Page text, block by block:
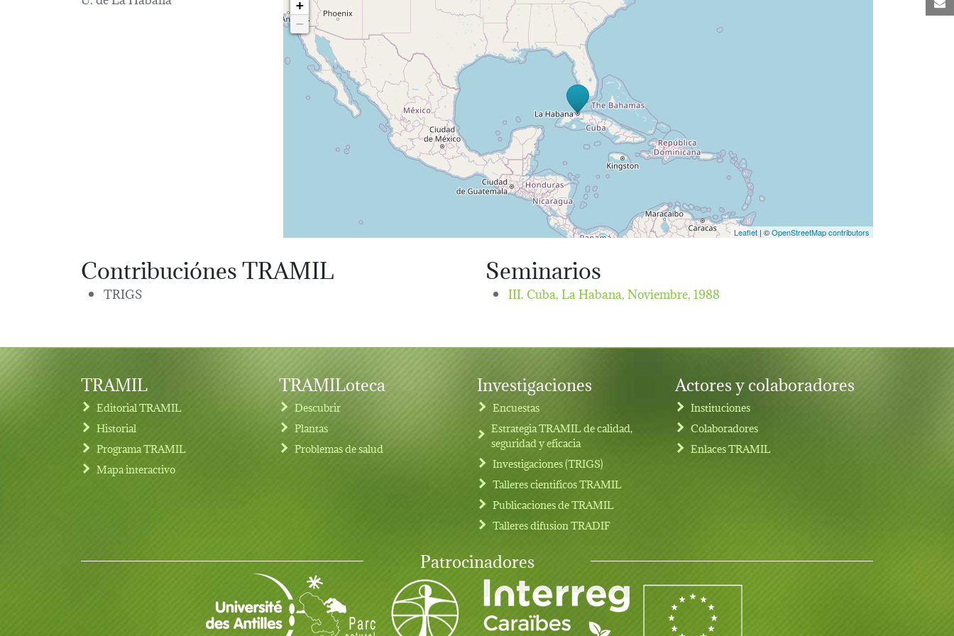
+
−
Leaflet | ©OpenStreetMap contributors
Contribuciónes TRAMIL
TRIGS
Seminarios
III. Cuba, La Habana,Noviembre, 1988
Footer menu
TRAMIL
Editorial TRAMIL
Historial
Programa TRAMIL
Mapa interactivo
TRAMILoteca
Descubrir
Plantas
Problemas de salud
Investigaciones
Encuestas
Estrategia TRAMIL de calidad,
seguridad y eficacia
Investigaciones (TRIGS)
Talleres cientificos TRAMIL
Publicaciones de TRAMIL
Talleres difusion TRADIF
Actores y colaboradores
Instituciones
Colaboradores
Enlaces TRAMIL
Patrocinadores